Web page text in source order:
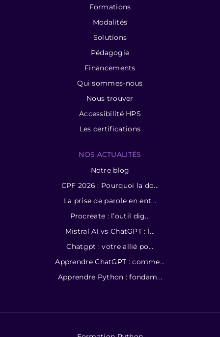
Formations
Modalités
Solutions
Pédagogie
Financements
Qui sommes-nous
Nous trouver
Accessibilité HPS
Les certifications
NOS ACTUALITÉS
Notre blog
CPF 2026 : Pourquoi la do...
La prise de parole en ent...
Procreate : l’outil dig...
Mistral AI vs ChatGPT : l...
Chatgpt : votre allié po...
Apprendre ChatGPT : comme...
Apprendre Python : fondam...